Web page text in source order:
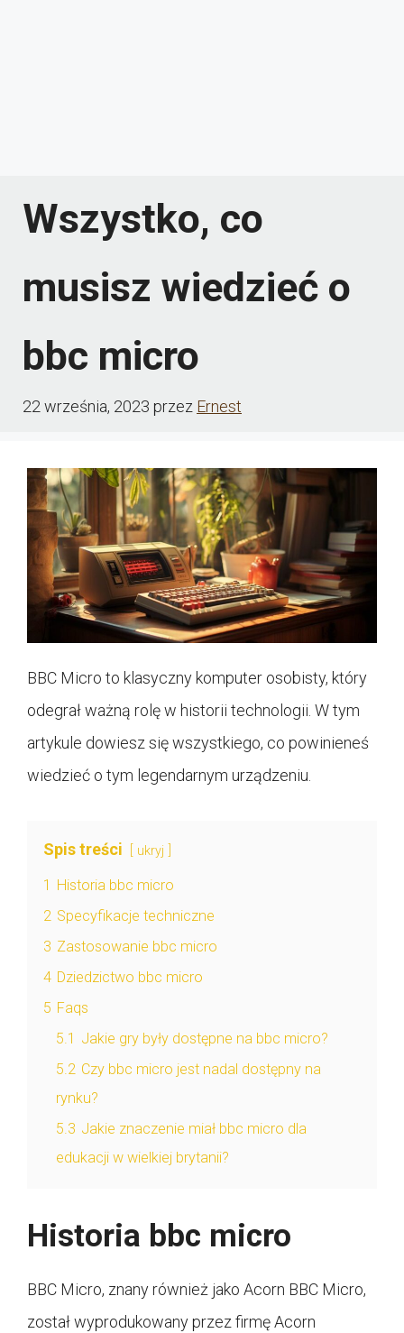
Wszystko, co
musisz wiedzieć o
bbc micro
22 września, 2023 przez Ernest
BBC Micro to klasyczny komputer osobisty, który
odegrał ważną rolę w historii technologii. W tym
artykule dowiesz się wszystkiego, co powinieneś
wiedzieć o tym legendarnym urządzeniu.
Spis treści ukryj
1 Historia bbc micro
2 Specyfikacje techniczne
3 Zastosowanie bbc micro
4 Dziedzictwo bbc micro
5 Faqs
5.1 Jakie gry były dostępne na bbc micro?
5.2 Czy bbc micro jest nadal dostępny na
rynku?
5.3 Jakie znaczenie miał bbc micro dla
edukacji w wielkiej brytanii?
Historia bbc micro
BBC Micro, znany również jako Acorn BBC Micro,
został wyprodukowany przez firmę Acorn